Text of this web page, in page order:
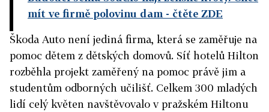
mít ve firmě polovinu dam - čtěte ZDE
Škoda Auto není jediná firma, která se zaměřuje na
pomoc dětem z dětských domovů. Síť hotelů Hilton
rozběhla projekt zaměřený na pomoc právě jim a
studentům odborných učilišť. Celkem 300 mladých
lidí celý květen navštěvovalo v pražském Hiltonu